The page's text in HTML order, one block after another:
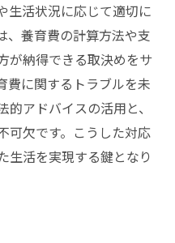
生活状況に応じて適切に
、養育費の計算方法や支
が納得できる取決めをサ
費に関するトラブルを未
アドバイスの活用と、
可欠です。こうした対応
生活を実現する鍵となり